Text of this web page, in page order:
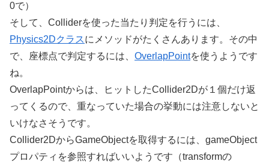
0で）
そして、Colliderを使った当たり判定を行うには、
Physics2Dクラスにメソッドがたくさんあります。その中
で、座標点で判定するには、 OverlapPointを使うようです
ね。
OverlapPointからは、ヒットしたCollider2Dが１個だけ返
ってくるので、重なっていた場合の挙動には注意しないと
いけなさそうです。
Collider2DからGameObjectを取得するには、gameObject
プロパティを参照すればいいようです（transformの